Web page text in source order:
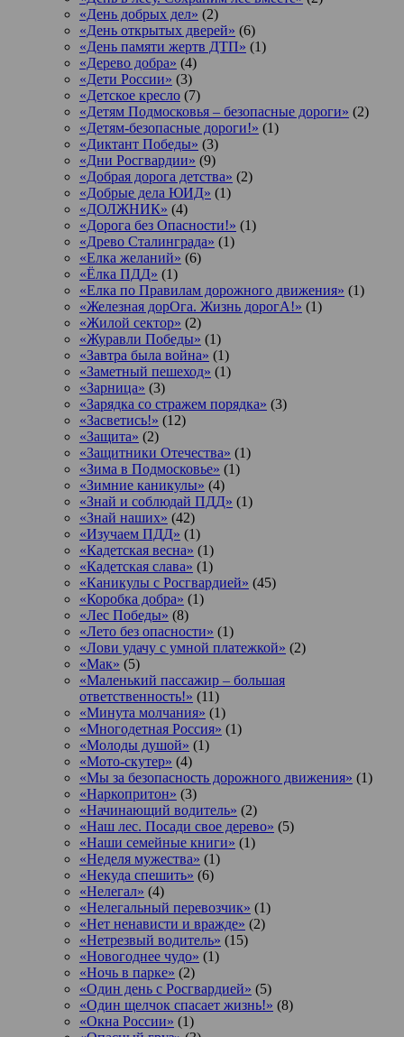
«День добрых дел» (2)
«День открытых дверей» (6)
«День памяти жертв ДТП» (1)
«Дерево добра» (4)
«Дети России» (3)
«Детское кресло (7)
«Детям Подмосковья – безопасные дороги» (2)
«Детям-безопасные дороги!» (1)
«Диктант Победы» (3)
«Дни Росгвардии» (9)
«Добрая дорога детства» (2)
«Добрые дела ЮИД» (1)
«ДОЛЖНИК» (4)
«Дорога без Опасности!» (1)
«Древо Сталинграда» (1)
«Елка желаний» (6)
«Ёлка ПДД» (1)
«Елка по Правилам дорожного движения» (1)
«Железная дорОга. Жизнь дорогА!» (1)
«Жилой сектор» (2)
«Журавли Победы» (1)
«Завтра была война» (1)
«Заметный пешеход» (1)
«Зарница» (3)
«Зарядка со стражем порядка» (3)
«Засветись!» (12)
«Защита» (2)
«Защитники Отечества» (1)
«Зима в Подмосковье» (1)
«Зимние каникулы» (4)
«Знай и соблюдай ПДД» (1)
«Знай наших» (42)
«Изучаем ПДД» (1)
«Кадетская весна» (1)
«Кадетская слава» (1)
«Каникулы с Росгвардией» (45)
«Коробка добра» (1)
«Лес Победы» (8)
«Лето без опасности» (1)
«Лови удачу с умной платежкой» (2)
«Мак» (5)
«Маленький пассажир – большая
ответственность!» (11)
«Минута молчания» (1)
«Многодетная Россия» (1)
«Молоды душой» (1)
«Мото-скутер» (4)
«Мы за безопасность дорожного движения» (1)
«Наркопритон» (3)
«Начинающий водитель» (2)
«Наш лес. Посади свое дерево» (5)
«Наши семейные книги» (1)
«Неделя мужества» (1)
«Некуда спешить» (6)
«Нелегал» (4)
«Нелегальный перевозчик» (1)
«Нет ненависти и вражде» (2)
«Нетрезвый водитель» (15)
«Новогоднее чудо» (1)
«Ночь в парке» (2)
«Один день с Росгвардией» (5)
«Один щелчок спасает жизнь!» (8)
«Окна России» (1)